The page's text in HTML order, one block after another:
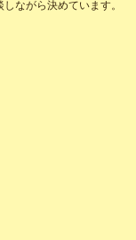
ながら決めています。